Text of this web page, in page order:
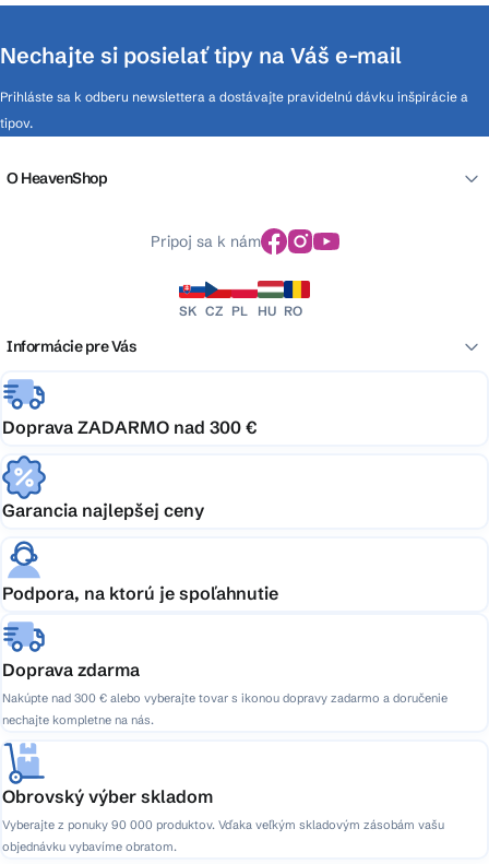
Nechajte si posielať tipy na Váš e-mail
Prihláste sa k odberu newslettera a dostávajte pravidelnú dávku inšpirácie a
tipov.
O HeavenShop
Pripoj sa k nám
SK CZ PL HU RO
Informácie pre Vás
Doprava ZADARMO nad 300 €
Garancia najlepšej ceny
Podpora, na ktorú je spoľahnutie
Doprava zdarma
Nakúpte nad 300 € alebo vyberajte tovar s ikonou dopravy zadarmo a doručenie
nechajte kompletne na nás.
Obrovský výber skladom
Vyberajte z ponuky 90 000 produktov. Vďaka veľkým skladovým zásobám vašu
objednávku vybavíme obratom.